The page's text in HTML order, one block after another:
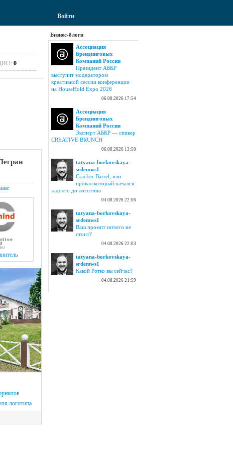
Войти
0
логотипа
Бизнес-блоги
Ассоциация
Брендинговых
Компаний России
Президент АБКР
выступит модератором
креативной сессии конференции
на HouseHold Expo 2026
06.08.2026 17:54
Ассоциация
Брендинговых
Компаний России
Эксперт АБКР — спикер
CREATIVE BRUNCH
06.08.2026 13:50
tatyana-borkovskaya-
srdemws1
Cracker Barrel, или
провал который начался
задолго до логотипа
04.08.2026 22:06
tatyana-borkovskaya-
srdemws1
Ваш промпт ничего не
стоит?
04.08.2026 22:03
tatyana-borkovskaya-
srdemws1
Какой Ротко вы сейчас?
04.08.2026 21:59